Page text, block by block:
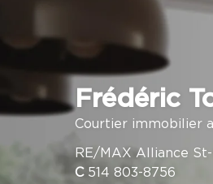
Frédéric
Courtier immobilier
RE/MAX Alliance
C 514 803-8756